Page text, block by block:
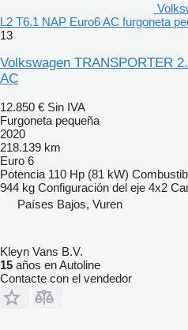
L2 T6.1 NAP Euro6 AC furgoneta
13
Volkswagen TRANSPORTER
AC
12.850 € Sin IVA
Furgoneta pequeña
2020
218.139 km
Euro 6
Potencia 110 Hp (81 kW)
944 kg Configuración del eje 4x2
Países Bajos, Vuren
Kleyn Vans B.V.
15 años en Autoline
Contacte con el vendedor